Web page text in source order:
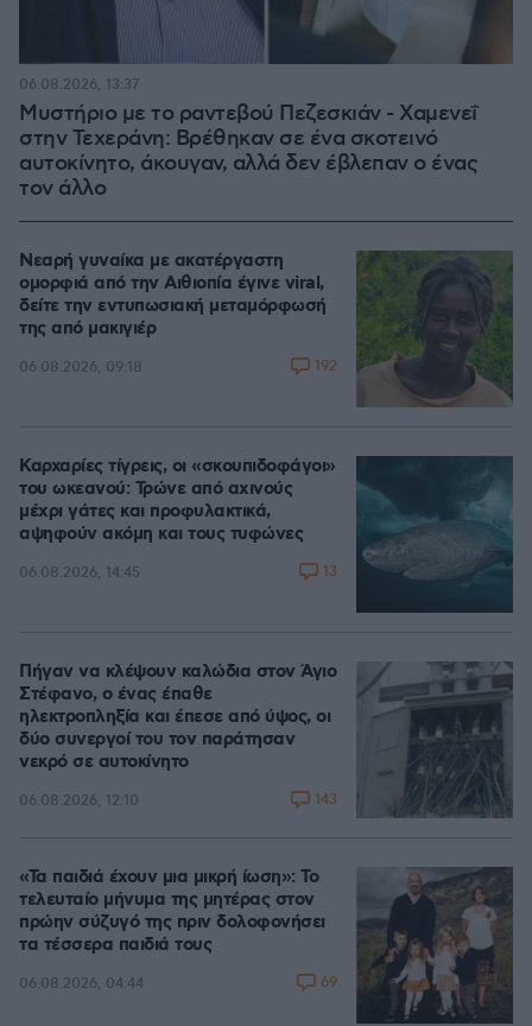
Μυστήριο με το ραντεβού Πεζεσκιάν - Χαμενεΐ
στην Τεχεράνη: Βρέθηκαν σε ένα σκοτεινό
αυτοκίνητο, άκουγαν, αλλά δεν έβλεπαν ο ένας
τον άλλο
06.08.2026, 13:37
Νεαρή γυναίκα με ακατέργαστη
ομορφιά από την Αιθιοπία έγινε viral,
δείτε την εντυπωσιακή μεταμόρφωσή
της από μακιγιέρ
06.08.2026, 09:18 192
Καρχαρίες τίγρεις, οι «σκουπιδοφάγοι»
του ωκεανού: Τρώνε από αχινούς
μέχρι γάτες και προφυλακτικά,
αψηφούν ακόμη και τους τυφώνες
06.08.2026, 14:45 13
Πήγαν να κλέψουν καλώδια στον Άγιο
Στέφανο, ο ένας έπαθε
ηλεκτροπληξία και έπεσε από ύψος, οι
δύο συνεργοί του τον παράτησαν
νεκρό σε αυτοκίνητο
06.08.2026, 12:10 143
«Τα παιδιά έχουν μια μικρή ίωση»: Το
τελευταίο μήνυμα της μητέρας στον
πρώην σύζυγό της πριν δολοφονήσει
τα τέσσερα παιδιά τους
06.08.2026, 04:44 69